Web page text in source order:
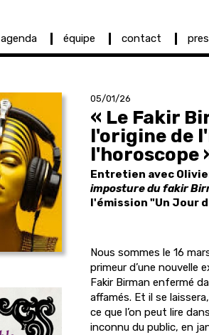
agenda équipe contact
05/01/26
« Le Fakir
l'origine de
l'horoscope
Entretien avec
imposture du fakir
l'émission "Un Jour
Nous sommes le 16
primeur d’une nouvelle
Fakir Birman enfermé
affamés. Et il se
ce que l’on peut lire
inconnu du public, en